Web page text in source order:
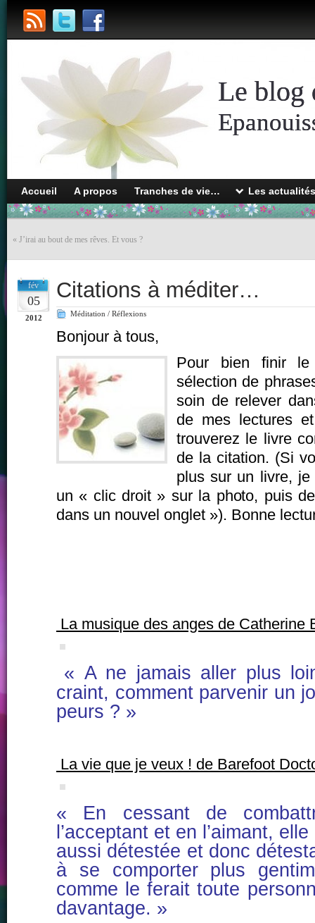
Le blog
Accueil A propos Tranches de vie… Les
« J’irai au bout de mes rêves. Et vous ?
fév
05
2012
Citations à méditer…
Méditation / Réflexions
Bonjour à tous,
Pour bien finir le
sélection de
soin de relever
de mes lectures
trouverez le livre
de la citation. (Si
plus sur un livre,
un « clic droit » sur la photo, puis
dans un nouvel onglet »). Bonne
La musique des anges de Catherine
« A ne jamais aller plus
craint, comment parvenir un
peurs ? »
La vie que je veux ! de Barefoot
« En cessant de
l’acceptant et en l’aimant,
aussi détestée et donc
à se comporter plus
comme le ferait toute
davantage. »